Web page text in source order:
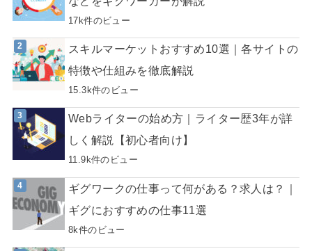
17k件のビュー
スキルマーケットおすすめ10選｜各サイトの
特徴や仕組みを徹底解説
15.3k件のビュー
Webライターの始め方｜ライター歴3年が詳
しく解説【初心者向け】
11.9k件のビュー
ギグワークの仕事って何がある？求人は？｜
ギグにおすすめの仕事11選
8k件のビュー